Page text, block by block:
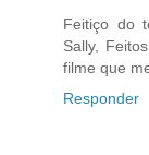
Feitiço do
Sally,
filme que
Responder